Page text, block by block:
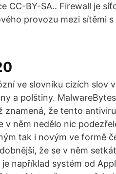
CC-BY-SA.. Firewall je
provozu mezi sítěmi
ve slovníku cizích slov
a polštiny.
znamená, že tento
v něm nedělo nic
tak i novým ve formě
že se v něm
například systém od